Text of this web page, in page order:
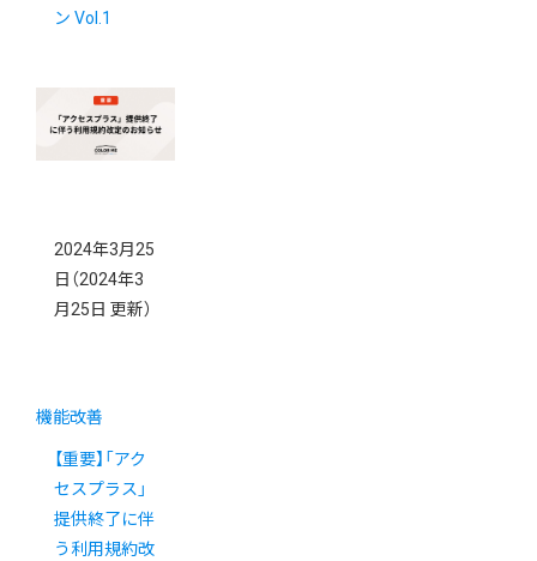
ン Vol.1
2024年3月25
日 （2024年3
月25日 更新）
機能改善
【重要】「アク
セスプラス」
提供終了に伴
う利用規約改